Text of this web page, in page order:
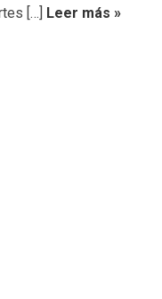
[…] Leer más »